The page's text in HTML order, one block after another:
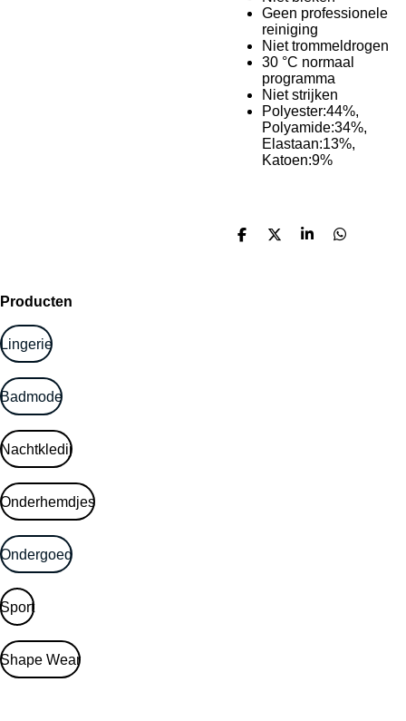
Geen professionele
reiniging
Niet trommeldrogen
30 °C normaal
programma
Niet strijken
Polyester:44%,
Polyamide:34%,
Elastaan:13%,
Katoen:9%
D
D
S
D
Producten
Lingerie
Badmode
Nachtkledij
Onderhemdjes
Ondergoed
Sport
Shape Wear